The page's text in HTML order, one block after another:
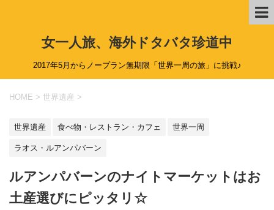
女一人旅、海外ドタバタ珍道中
2017年5月からノープラン無期限「世界一周の旅」に挑戦♪
HOME > 世界遺産 >
世界遺産 食べ物・レストラン・カフェ 世界一周
ラオス・ルアンパバーン
ルアンパバーンのナイトマーケットはお
土産選びにピッタリ☆